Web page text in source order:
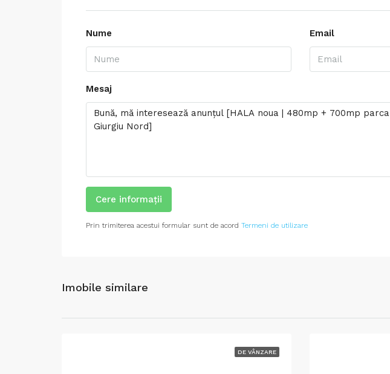
Nume Email
Mesaj
Cere informații
Prin trimiterea acestui formular sunt de acord Termeni de utilizare
Imobile similare
DE VÂNZARE